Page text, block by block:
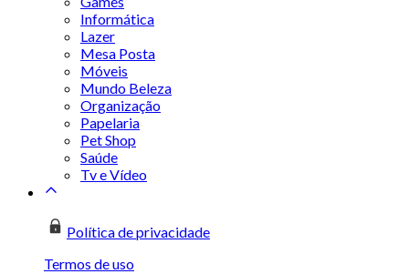
Informática
Lazer
Mesa Posta
Móveis
Mundo Beleza
Organização
Papelaria
Pet Shop
Saúde
Tv e Vídeo
Política de privacidade
Termos de uso